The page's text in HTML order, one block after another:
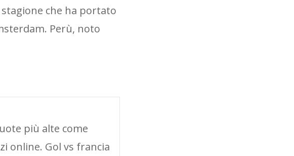
che ha portato
Perù, noto
più alte come
online. Gol vs francia